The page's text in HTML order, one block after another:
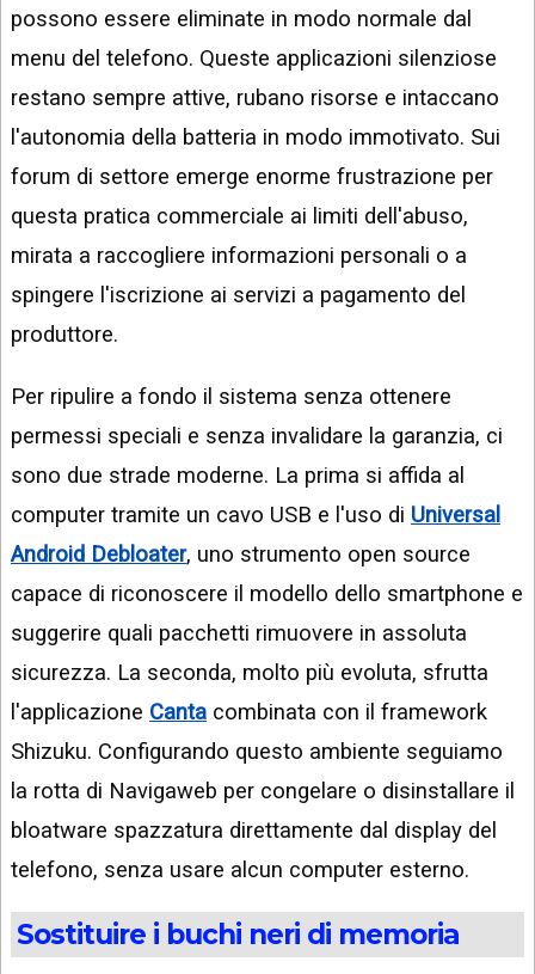
possono essere eliminate in modo normale dal
menu del telefono. Queste applicazioni silenziose
restano sempre attive, rubano risorse e intaccano
l'autonomia della batteria in modo immotivato. Sui
forum di settore emerge enorme frustrazione per
questa pratica commerciale ai limiti dell'abuso,
mirata a raccogliere informazioni personali o a
spingere l'iscrizione ai servizi a pagamento del
produttore.
Per ripulire a fondo il sistema senza ottenere
permessi speciali e senza invalidare la garanzia, ci
sono due strade moderne. La prima si affida al
computer tramite un cavo USB e l'uso di Universal
Android Debloater, uno strumento open source
capace di riconoscere il modello dello smartphone e
suggerire quali pacchetti rimuovere in assoluta
sicurezza. La seconda, molto più evoluta, sfrutta
l'applicazione Canta combinata con il framework
Shizuku. Configurando questo ambiente seguiamo
la rotta di Navigaweb per congelare o disinstallare il
bloatware spazzatura direttamente dal display del
telefono, senza usare alcun computer esterno.
Sostituire i buchi neri di memoria